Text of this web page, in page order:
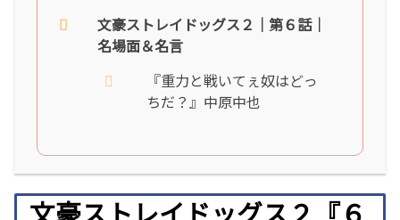
文豪ストレイドッグス２｜第６話｜
名場面＆名言
『重力と戦いてぇ奴はどっ
ちだ？』中原中也
文豪ストレイドッグス２『６